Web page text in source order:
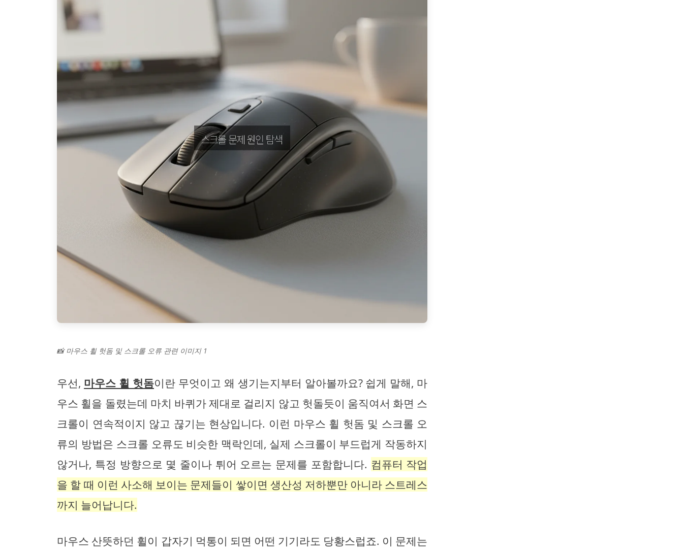
📸 마우스 휠 헛돔 및 스크롤 오류 관련 이미지 1
우선, 마우스 휠 헛돔이란 무엇이고 왜 생기는지부터 알아볼까요? 쉽게 말해, 마
우스 휠을 돌렸는데 마치 바퀴가 제대로 걸리지 않고 헛돌듯이 움직여서 화면 스
크롤이 연속적이지 않고 끊기는 현상입니다. 이런 마우스 휠 헛돔 및 스크롤 오
류의 방법은 스크롤 오류도 비슷한 맥락인데, 실제 스크롤이 부드럽게 작동하지
않거나, 특정 방향으로 몇 줄이나 튀어 오르는 문제를 포함합니다. 컴퓨터 작업
을 할 때 이런 사소해 보이는 문제들이 쌓이면 생산성 저하뿐만 아니라 스트레스
까지 늘어납니다.
마우스 산뜻하던 휠이 갑자기 먹통이 되면 어떤 기기라도 당황스럽죠. 이 문제는